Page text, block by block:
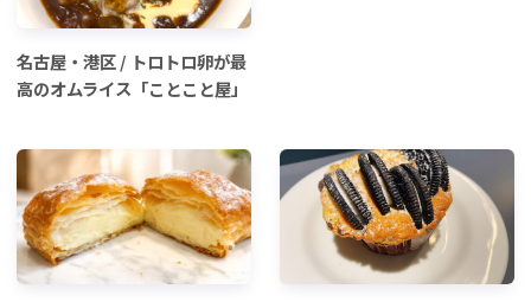
名古屋・港区 / トロトロ卵が最
高のオムライス「ことこと屋」